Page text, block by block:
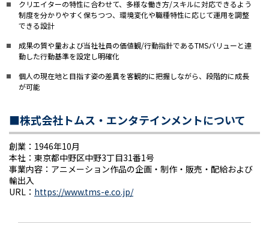
クリエイターの特性に合わせて、多様な働き方/スキルに対応できるよう
制度を分かりやすく保ちつつ、環境変化や職種特性に応じて運用を調整
できる設計
成果の質や量および当社社員の価値観/行動指針であるTMSバリューと連
動した行動基準を設定し明確化
個人の現在地と目指す姿の差異を客観的に把握しながら、段階的に成長
が可能
■株式会社トムス・エンタテインメントについて
創業：1946年10月
本社：東京都中野区中野3丁目31番1号
事業内容：アニメーション作品の企画・制作・販売・配給および
輸出入
URL： https://www.tms-e.co.jp/